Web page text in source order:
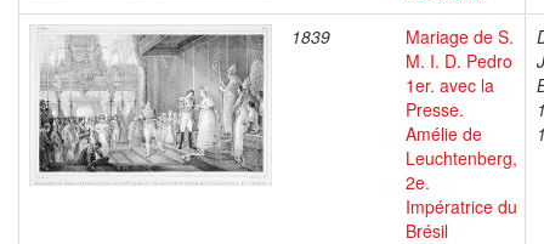
1839
Mariage de S.
M. I. D. Pedro
1er. avec la
Presse.
Amélie de
Leuchtenberg,
2e.
Impératrice du
Brésil